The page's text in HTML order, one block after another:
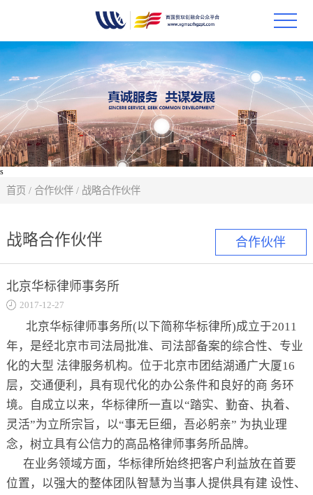
首页
政策
科技
合作
关于
s
合作伙伴
首页 / 合作伙伴 / 战略合作伙伴
战略合作伙伴
北京华标律师事务所
2017-12-27
北京华标律师事务所(以下简称华标律所)成立于2011
年，是经北京市司法局批准、司法部备案的综合性、专业
化的大型 法律服务机构。位于北京市团结湖通广大厦16
层，交通便利，具有现代化的办公条件和良好的商 务环
境。自成立以来，华标律所一直以“踏实、勤奋、执着、
灵活”为立所宗旨，以“事无巨细，吾必躬亲” 为执业理
念，树立具有公信力的高品格律师事务所品牌。
在业务领域方面，华标律所始终把客户利益放在首要
位置，以强大的整体团队智慧为当事人提供具有建 设性、